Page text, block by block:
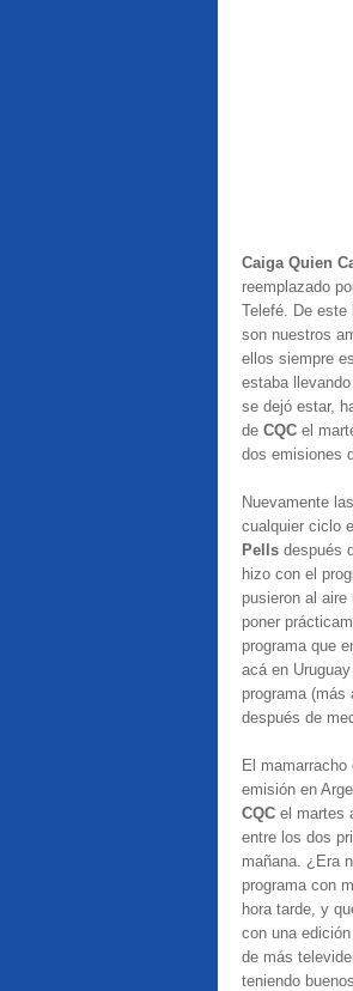
Caiga Quien
reemplazado
Telefé. De este
son nuestros
ellos siempre
estaba
se dejó estar,
de CQC el
dos emisiones
Nuevamente
cualquier ciclo
Pells después
hizo con el
pusieron al
poner
programa que
acá en
programa
después de
El
emisión en
CQC el martes
entre los dos
mañana. ¿Era
programa con
hora tarde, y
con una
de más
teniendo